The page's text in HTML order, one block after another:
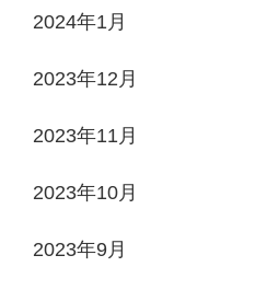
2024年1月
2023年12月
2023年11月
2023年10月
2023年9月